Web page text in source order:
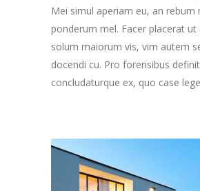
Mei simul aperiam eu, an rebum
ponderum mel. Facer placerat ut
solum maiorum vis, vim autem
docendi cu. Pro forensibus
concludaturque ex, quo case